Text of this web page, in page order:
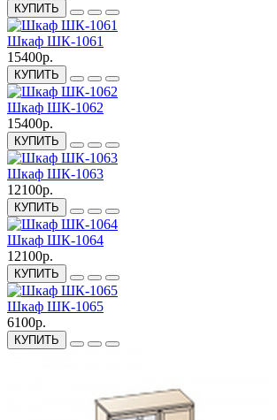
КУПИТЬ
Шкаф ШК-1061
15400р.
КУПИТЬ
Шкаф ШК-1062
15400р.
КУПИТЬ
Шкаф ШК-1063
12100р.
КУПИТЬ
Шкаф ШК-1064
12100р.
КУПИТЬ
Шкаф ШК-1065
6100р.
КУПИТЬ